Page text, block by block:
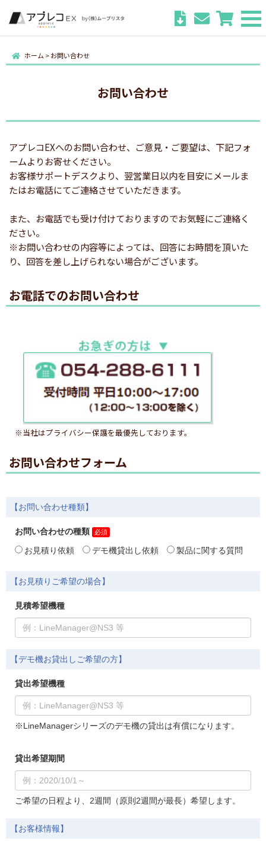
ホーム >お問い合わせ
お問い合わせ
アプレコEXへのお問い合わせ、ご意見・ご要望は、下記フォ
ームよりお寄せください。
お客様サポートデスクより、翌営業日以内を目安にメールま
たはお電話にてご連絡させていただきます。
また、お電話でも受け付けておりますのでお気軽にご連絡く
ださい。
※お問い合わせの内容等によっては、回答にお時間を頂いた
り、回答を差し上げられない場合がございます。
お電話でのお問い合わせ
※当社はプライバシー保護を最優先しております。
お問い合わせフォーム